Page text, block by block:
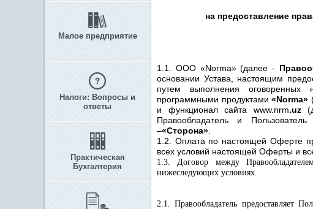
Малое предприятие
Налоги: Вопросы и
ответы
Практическая
Бухгалтерия
на предоставление
1.1. ООО «Norma»(далее -
основании Устава , настоящим
путем выполнения
программными продуктами«Norma»
и функционал сайта www. nrm.uz
Правообладатель и
–«Сторона»
1.2. Оплата по настоящей Оферте
всех условий настоящей Оферты и
1.3. Договор между
нижеследующих условиях.
2.1. Правообладатель предоставляет